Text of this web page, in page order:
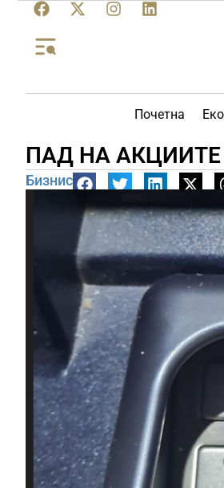
Почетна
ПАД НА
Бизнис